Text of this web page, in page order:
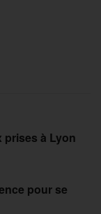
prises à Lyon
pour se